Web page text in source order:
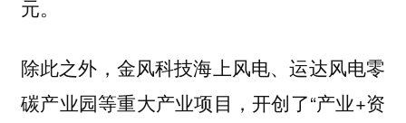
元。
除此之外，金风科技海上风电、运达风电零
碳产业园等重大产业项目，开创了“产业+资